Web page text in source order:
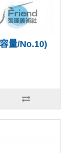
量/No.10)